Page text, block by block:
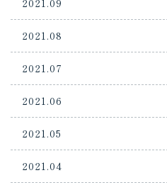
2021.08
2021.07
2021.06
2021.05
2021.04